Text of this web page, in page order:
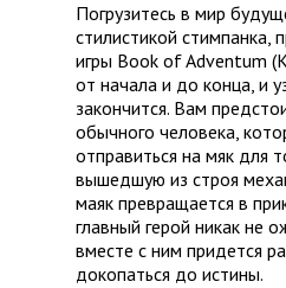
Погрузитесь в мир
стилистикой стимпанка,
игры Book of Adventum
от начала и до конца, и
закончится. Вам
обычного человека,
отправиться на мяк для
вышедшую из строя
маяк превращается в
главный герой никак не
вместе с ним придется
докопаться до истины.